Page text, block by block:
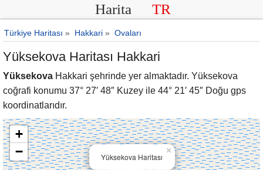
Harita TR
Türkiye Haritası » Hakkari » Ovaları
Yüksekova Haritası Hakkari
Yüksekova Hakkari şehrinde yer almaktadır. Yüksekova
coğrafi konumu 37° 27′ 48″ Kuzey ile 44° 21′ 45″ Doğu gps
koordinatlarıdır.
Yüksekova Haritası
×
+
−